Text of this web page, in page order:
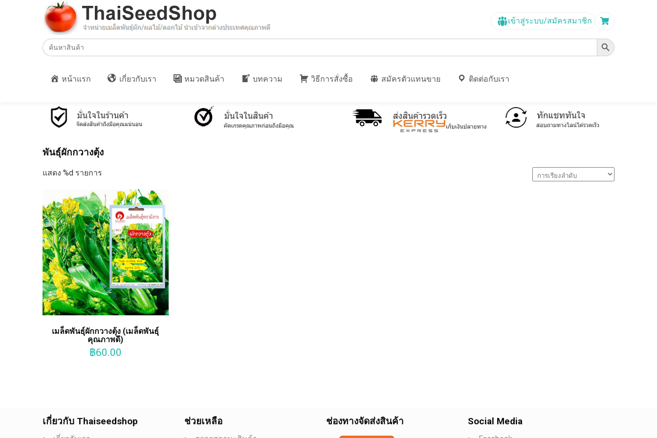
เข้าสู่ระบบ/สมัครสมาชิก
Search
for:
Search Button
หน้าแรก เกี่ยวกับเรา หมวดสินค้า บทความ วิธีการสั่งซื้อ สมัครตัวแทนขาย ติดต่อกับเรา
พันธุ์ผักกวางตุ้ง
แสดง %d รายการ
เมล็ดพันธุ์ผักกวางตุ้ง (เมล็ดพันธุ์
คุณภาพดี)
฿60.00
เกี่ยวกับ Thaiseedshop ช่วยเหลือ ช่องทางจัดส่งสินค้า Social Media